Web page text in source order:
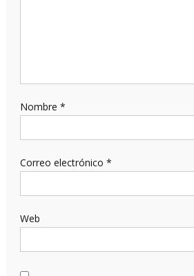
Nombre *
Correo electrónico *
Web